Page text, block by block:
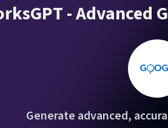
-
Generate advanced,